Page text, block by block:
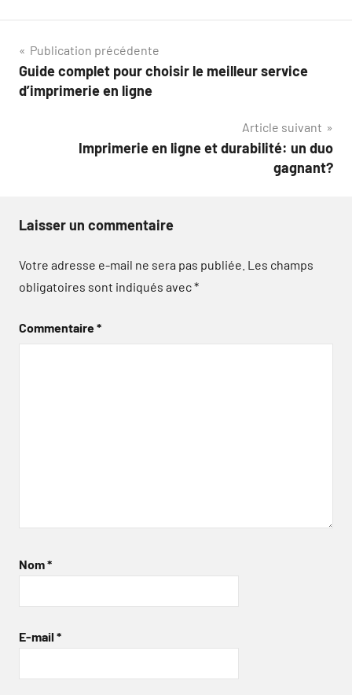
Navigation
de
Publication précédente
Guide complet pour choisir le meilleur service
d’imprimerie en ligne
Article suivant
Imprimerie en ligne et durabilité: un duo
gagnant?
Laisser un commentaire
Votre adresse e-mail ne sera pas publiée. Les champs
obligatoires sont indiqués avec*
Commentaire*
Nom*
E-mail *